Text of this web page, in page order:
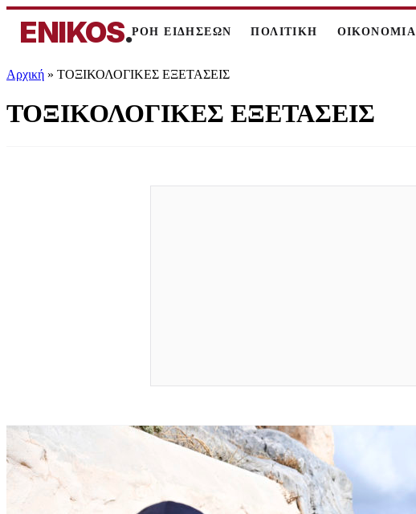
ENIKOS.ΡΟΗ ΕΙΔΗΣΕΩΝ ΠΟΛΙΤΙΚΗ ΟΙΚΟΝΟΜΙΑ
Αρχική » ΤΟΞΙΚΟΛΟΓΙΚΕΣ ΕΞΕΤΑΣΕΙΣ
ΤΟΞΙΚΟΛΟΓΙΚΕΣ ΕΞΕΤΑΣΕΙΣ